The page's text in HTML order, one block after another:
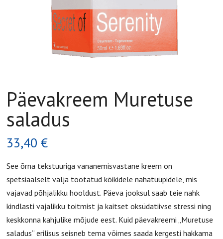
Päevakreem Muretuse
saladus
33,40€
See õrna tekstuuriga vananemisvastane kreem on
spetsiaalselt välja töötatud kõikidele nahatüüpidele, mis
vajavad põhjalikku hooldust. Päeva jooksul saab teie nahk
kindlasti vajalikku toitmist ja kaitset oksüdatiivse stressi ning
keskkonna kahjulike mõjude eest. Kuid päevakreemi „Muretuse
saladus“ erilisus seisneb tema võimes saada kergesti hakkama